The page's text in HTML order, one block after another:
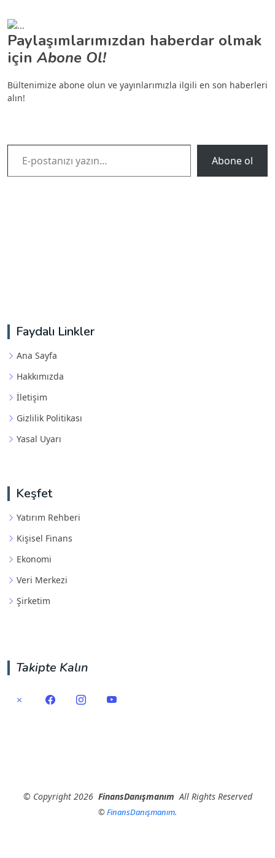
Paylaşımlarımızdan haberdar olmak
için Abone Ol!
Bültenimize abone olun ve yayınlarımızla ilgili en son haberleri
alın!
E-postanızı yazın…
Abone ol
Faydalı Linkler
Ana Sayfa
Hakkımızda
İletişim
Gizlilik Politikası
Yasal Uyarı
Keşfet
Yatırım Rehberi
Kişisel Finans
Ekonomi
Veri Merkezi
Şirketim
Takipte Kalın
© Copyright2026 FinansDanışmanım All Rights Reserved
©FinansDanışmanım.